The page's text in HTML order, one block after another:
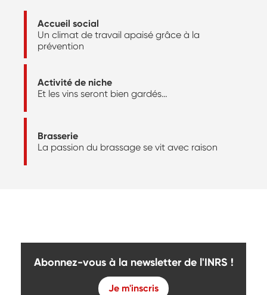
Accueil social
Un climat de travail apaisé grâce à la
prévention
Activité de niche
Et les vins seront bien gardés…
Brasserie
La passion du brassage se vit avec raison
Abonnez-vous à la newsletter de l'INRS !
Je m'inscris